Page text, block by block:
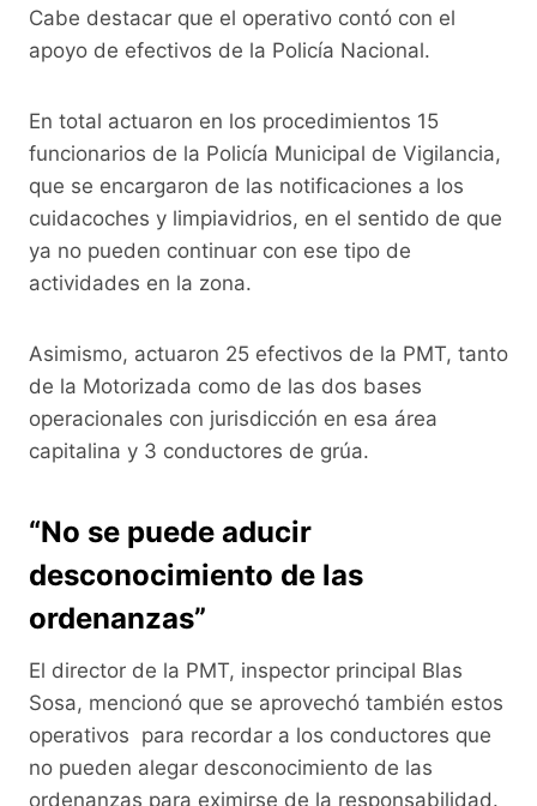
Cabe destacar que el operativo contó con el
apoyo de efectivos de la Policía Nacional.
En total actuaron en los procedimientos 15
funcionarios de la Policía Municipal de Vigilancia,
que se encargaron de las notificaciones a los
cuidacoches y limpiavidrios, en el sentido de que
ya no pueden continuar con ese tipo de
actividades en la zona.
Asimismo, actuaron 25 efectivos de la PMT, tanto
de la Motorizada como de las dos bases
operacionales con jurisdicción en esa área
capitalina y 3 conductores de grúa.
“No se puede aducir
desconocimiento de las
ordenanzas”
El director de la PMT, inspector principal Blas
Sosa, mencionó que se aprovechó también estos
operativos para recordar a los conductores que
no pueden alegar desconocimiento de las
ordenanzas para eximirse de la responsabilidad.